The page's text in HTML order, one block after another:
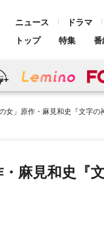
ニュース ドラマ
トップ
特集 番
女」原作・麻見和史『文字の
・麻見和史